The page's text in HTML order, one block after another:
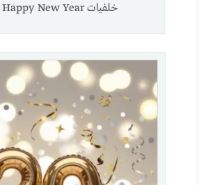
خلفيات Happy New Year للتهنئة.